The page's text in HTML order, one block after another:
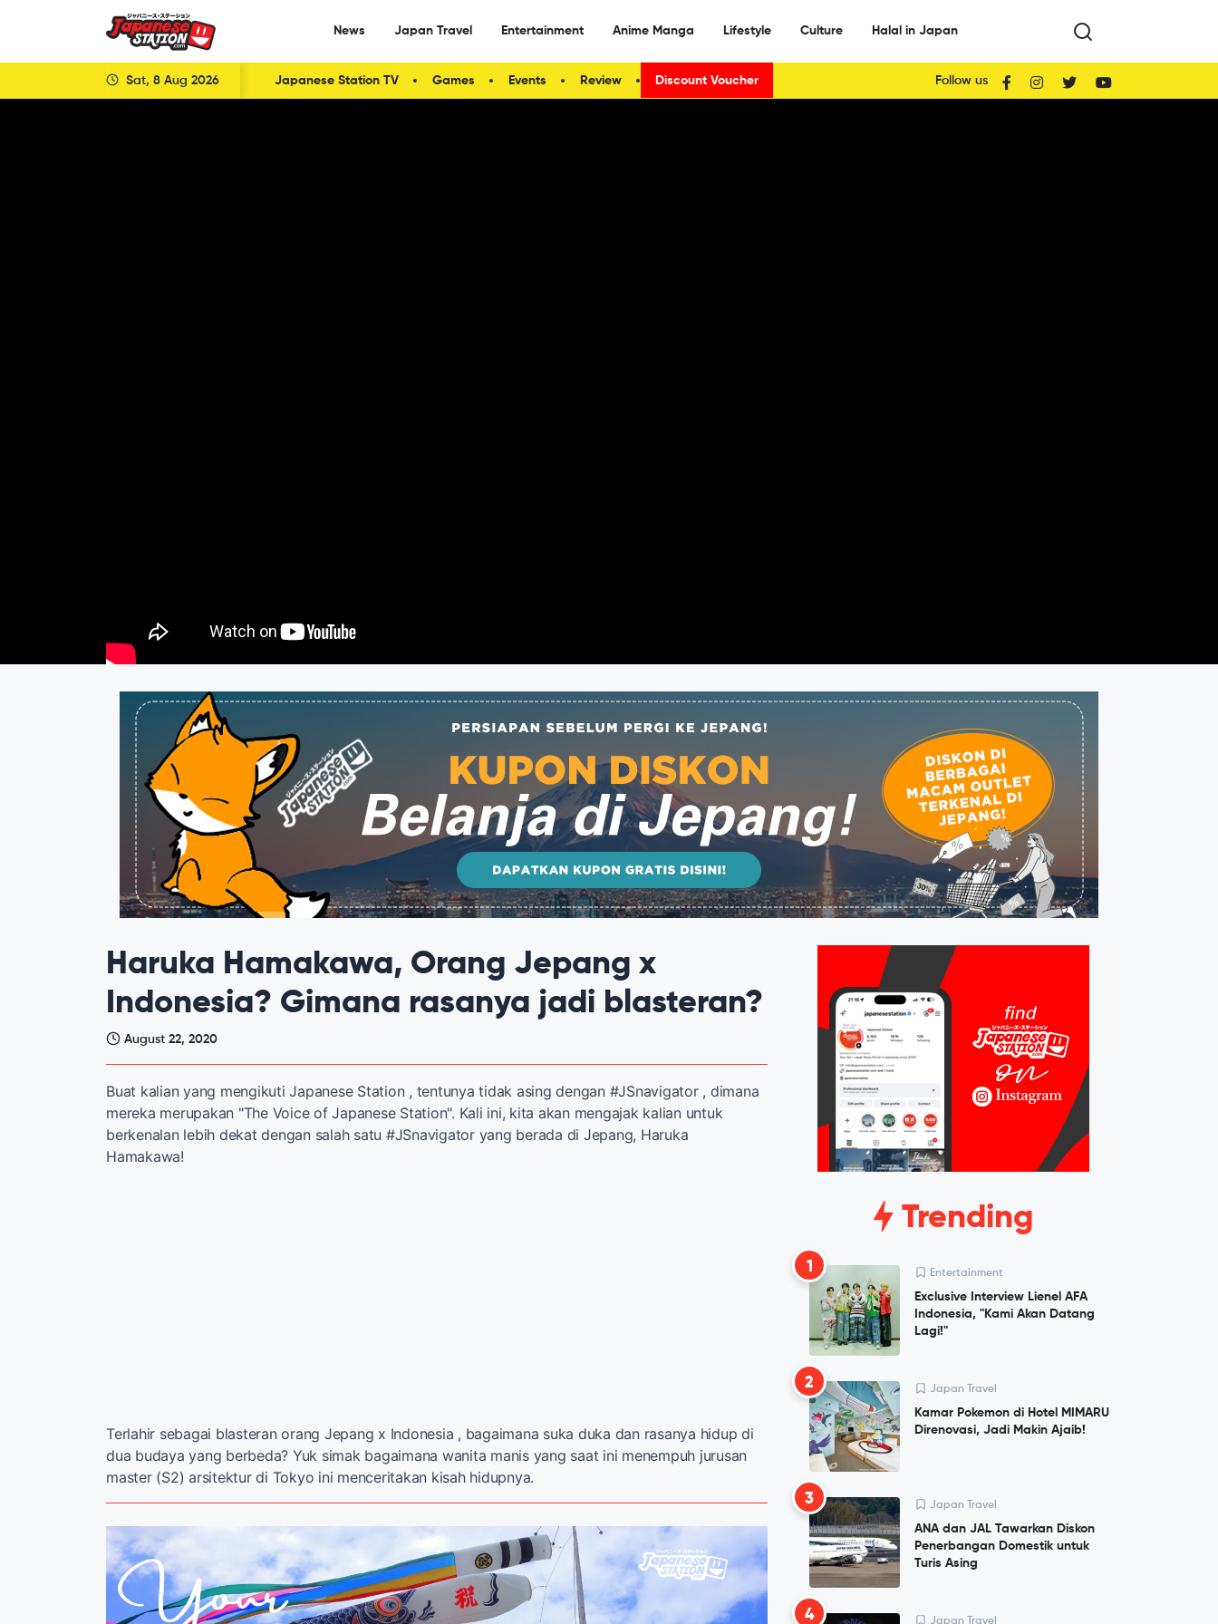
News Japan Travel Entertainment Anime Manga Lifestyle Culture Halal in Japan
Sat, 8 Aug 2026 Japanese Station TV Games Events Review Discount Voucher Follow us
Haruka Hamakawa, Orang Jepang x
Indonesia? Gimana rasanya jadi blasteran?
August 22, 2020
Buat kalian yang mengikuti Japanese Station , tentunya tidak asing dengan #JSnavigator , dimana
mereka merupakan "The Voice of Japanese Station". Kali ini, kita akan mengajak kalian untuk
berkenalan lebih dekat dengan salah satu #JSnavigator yang berada di Jepang, Haruka
Hamakawa!
Terlahir sebagai blasteran orang Jepang x Indonesia , bagaimana suka duka dan rasanya hidup di
dua budaya yang berbeda? Yuk simak bagaimana wanita manis yang saat ini menempuh jurusan
master (S2) arsitektur di Tokyo ini menceritakan kisah hidupnya.
Trending
1 Entertainment
Exclusive Interview Lienel AFA
Indonesia, "Kami Akan Datang
Lagi!"
2 Japan Travel
Kamar Pokemon di Hotel MIMARU
Direnovasi, Jadi Makin Ajaib!
3 Japan Travel
ANA dan JAL Tawarkan Diskon
Penerbangan Domestik untuk
Turis Asing
4 Japan Travel